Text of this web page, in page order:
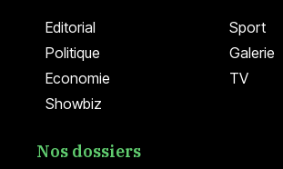
Editorial
Politique
Economie
Showbiz
Sport
Galerie
TV
Nos dossiers